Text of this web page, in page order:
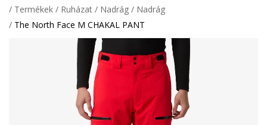
Termékek
Ruházat Nadrág
Nadrág
The North Face M CHAKAL PANT